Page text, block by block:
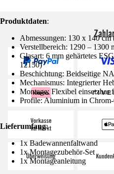
Produktdaten:
Abmessungen: 130 x 140
Verstellbereich: 1290 – 1300
Glasart: 6 mm gehärtetes
12150)
Beschichtung: Beidseitige
Mechanismus: Integrierter
Montage: Flexibel einsetzbar
Profile: Aluminium in
Lieferumfang:
1x Badewannenfaltwand
1x Montagezubehör-Set
1x Montageanleitung